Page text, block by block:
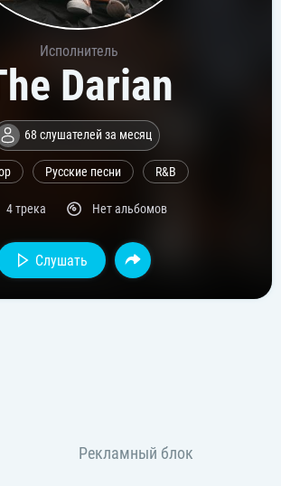
Исполнитель
Darian
68 слушателей за месяц
Русские песни R&B
4 трека Нет альбомов
Слушать